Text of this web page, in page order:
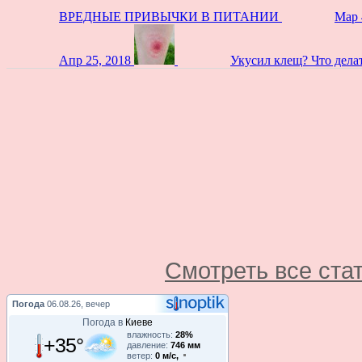
ВРЕДНЫЕ ПРИВЫЧКИ В ПИТАНИИ Мар
Апр 25, 2018 Укусил клещ? Что
Смотреть все
Погода 06.08.26, вечер
Погода в Киеве
+35° влажность: 28%
давление: 746 мм
ветер: 0 м/с,